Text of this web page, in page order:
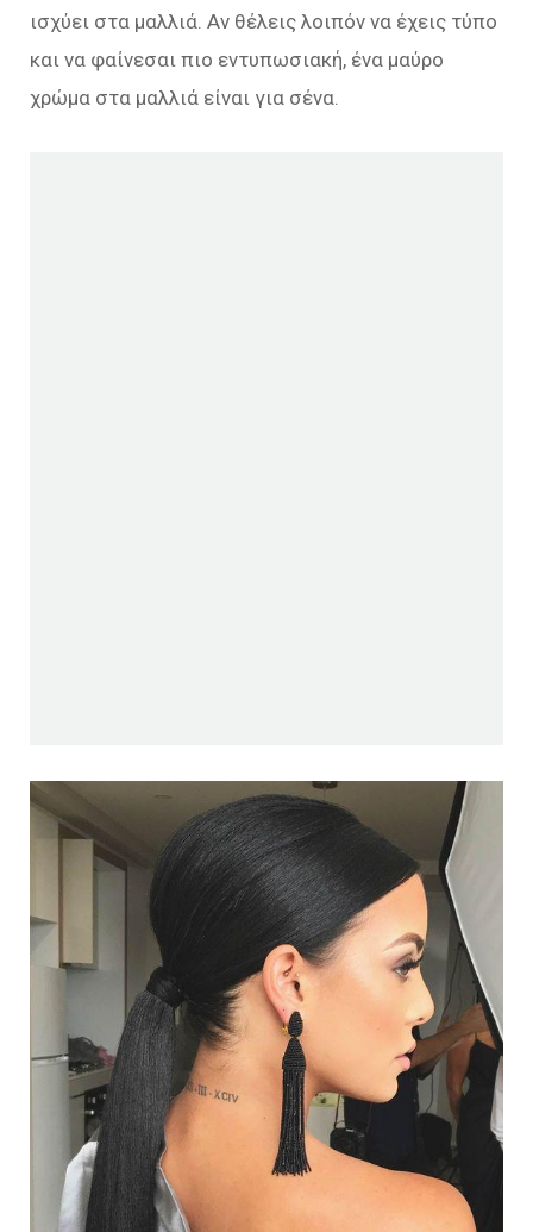
ισχύει στα μαλλιά. Αν θέλεις λοιπόν να έχεις τύπο
και να φαίνεσαι πιο εντυπωσιακή, ένα μαύρο
χρώμα στα μαλλιά είναι για σένα.